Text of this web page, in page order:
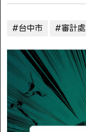
#台中市 #審計處